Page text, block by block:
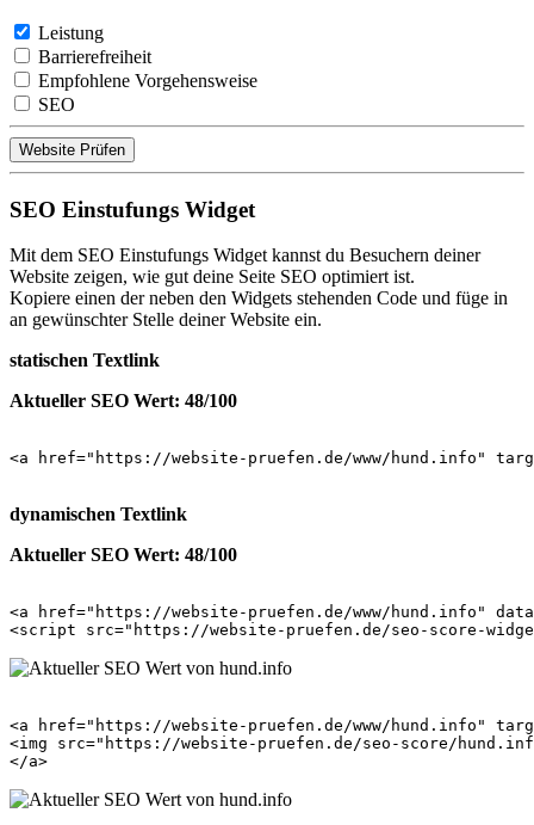
Leistung
Barrierefreiheit
Empfohlene Vorgehensweise
SEO
Website Prüfen
SEO Einstufungs Widget
Mit dem SEO Einstufungs Widget kannst du Besuchern deiner
Website zeigen, wie gut deine Seite SEO optimiert ist.
Kopiere einen der neben den Widgets stehenden Code und füge in
an gewünschter Stelle deiner Website ein.
statischen Textlink
Aktueller SEO Wert: 48/100
<a href="https://website-pruefen.de/www/hund.info"
dynamischen Textlink
Aktueller SEO Wert: 48/100
<a href="https://website-pruefen.de/www/hund.info"
<a href="https://website-pruefen.de/www/hund.info"
<img src="https://website-pruefen.de/seo-score/